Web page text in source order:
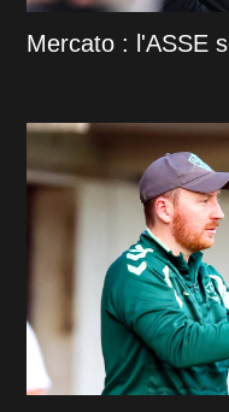
Mercato : l'ASSE